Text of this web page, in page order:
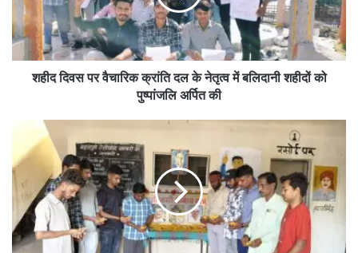
दल
के
नेतृत्व
में
बलिदानी
की
शहीद दिवस पर वैचारिक क्रांति दल के नेतृत्व में बलिदानी शहीदों को
पुष्पांजलि अर्पित की
मैट्रिक
बालक
महाविद्यालयीन
छात्रावास
के
छात्रों
ने